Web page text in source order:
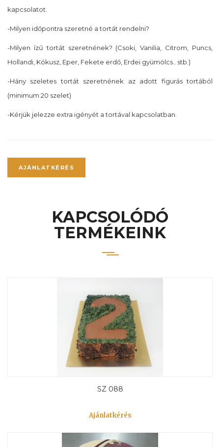
kapcsolatot.
-Milyen időpontra szeretné a tortát rendelni?
-Milyen ízű tortát szeretnének? (Csoki, Vanilia, Citrom, Puncs,
Hollandi, Kókusz, Eper, Fekete erdő, Erdei gyümölcs.. stb.)
-Hány szeletes tortát szeretnének az adott figurás tortából
(minimum 20 szelet)
-Kérjük jelezze extra igényét a tortával kapcsolatban.
AJÁNLATKÉRÉS
KAPCSOLÓDÓ
TERMÉKEINK
SZ 088
Ajánlatkérés